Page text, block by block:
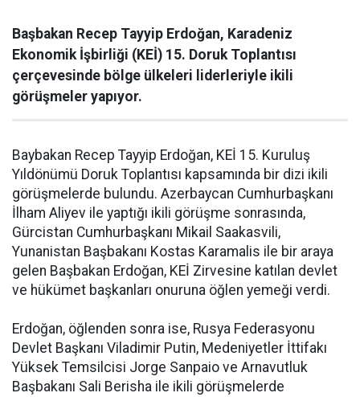
Başbakan Recep Tayyip Erdoğan, Karadeniz
Ekonomik İşbirliği (KEİ) 15. Doruk Toplantısı
çerçevesinde bölge ülkeleri liderleriyle ikili
görüşmeler yapıyor.
Baybakan Recep Tayyip Erdoğan, KEİ 15. Kuruluş
Yıldönümü Doruk Toplantısı kapsamında bir dizi ikili
görüşmelerde bulundu. Azerbaycan Cumhurbaşkanı
İlham Aliyev ile yaptığı ikili görüşme sonrasında,
Gürcistan Cumhurbaşkanı Mikail Saakasvili,
Yunanistan Başbakanı Kostas Karamalis ile bir araya
gelen Başbakan Erdoğan, KEİ Zirvesine katılan devlet
ve hükümet başkanları onuruna öğlen yemeği verdi.
Erdoğan, öğlenden sonra ise, Rusya Federasyonu
Devlet Başkanı Viladimir Putin, Medeniyetler İttifakı
Yüksek Temsilcisi Jorge Sanpaio ve Arnavutluk
Başbakanı Sali Berisha ile ikili görüşmelerde